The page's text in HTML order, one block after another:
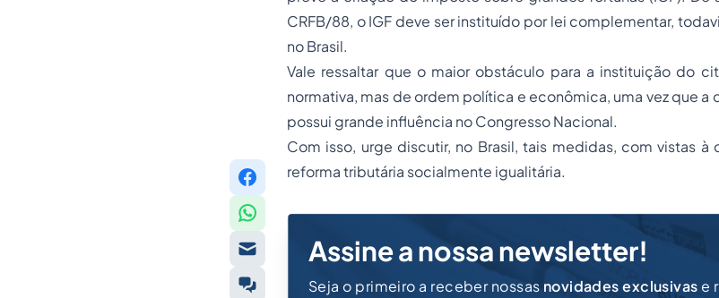
CRFB/88, o IGF deve ser instituído por lei complementar,
no Brasil.
Vale ressaltar que o maior obstáculo para a instituição do
normativa, mas de ordem política e econômica, uma vez que a
possui grande influência no Congresso Nacional.
Com isso, urge discutir, no Brasil, tais medidas, com vistas à
reforma tributária socialmente igualitária.
Assine a nossa newsletter!
Seja o primeiro a receber nossasnovidades exclusivas e